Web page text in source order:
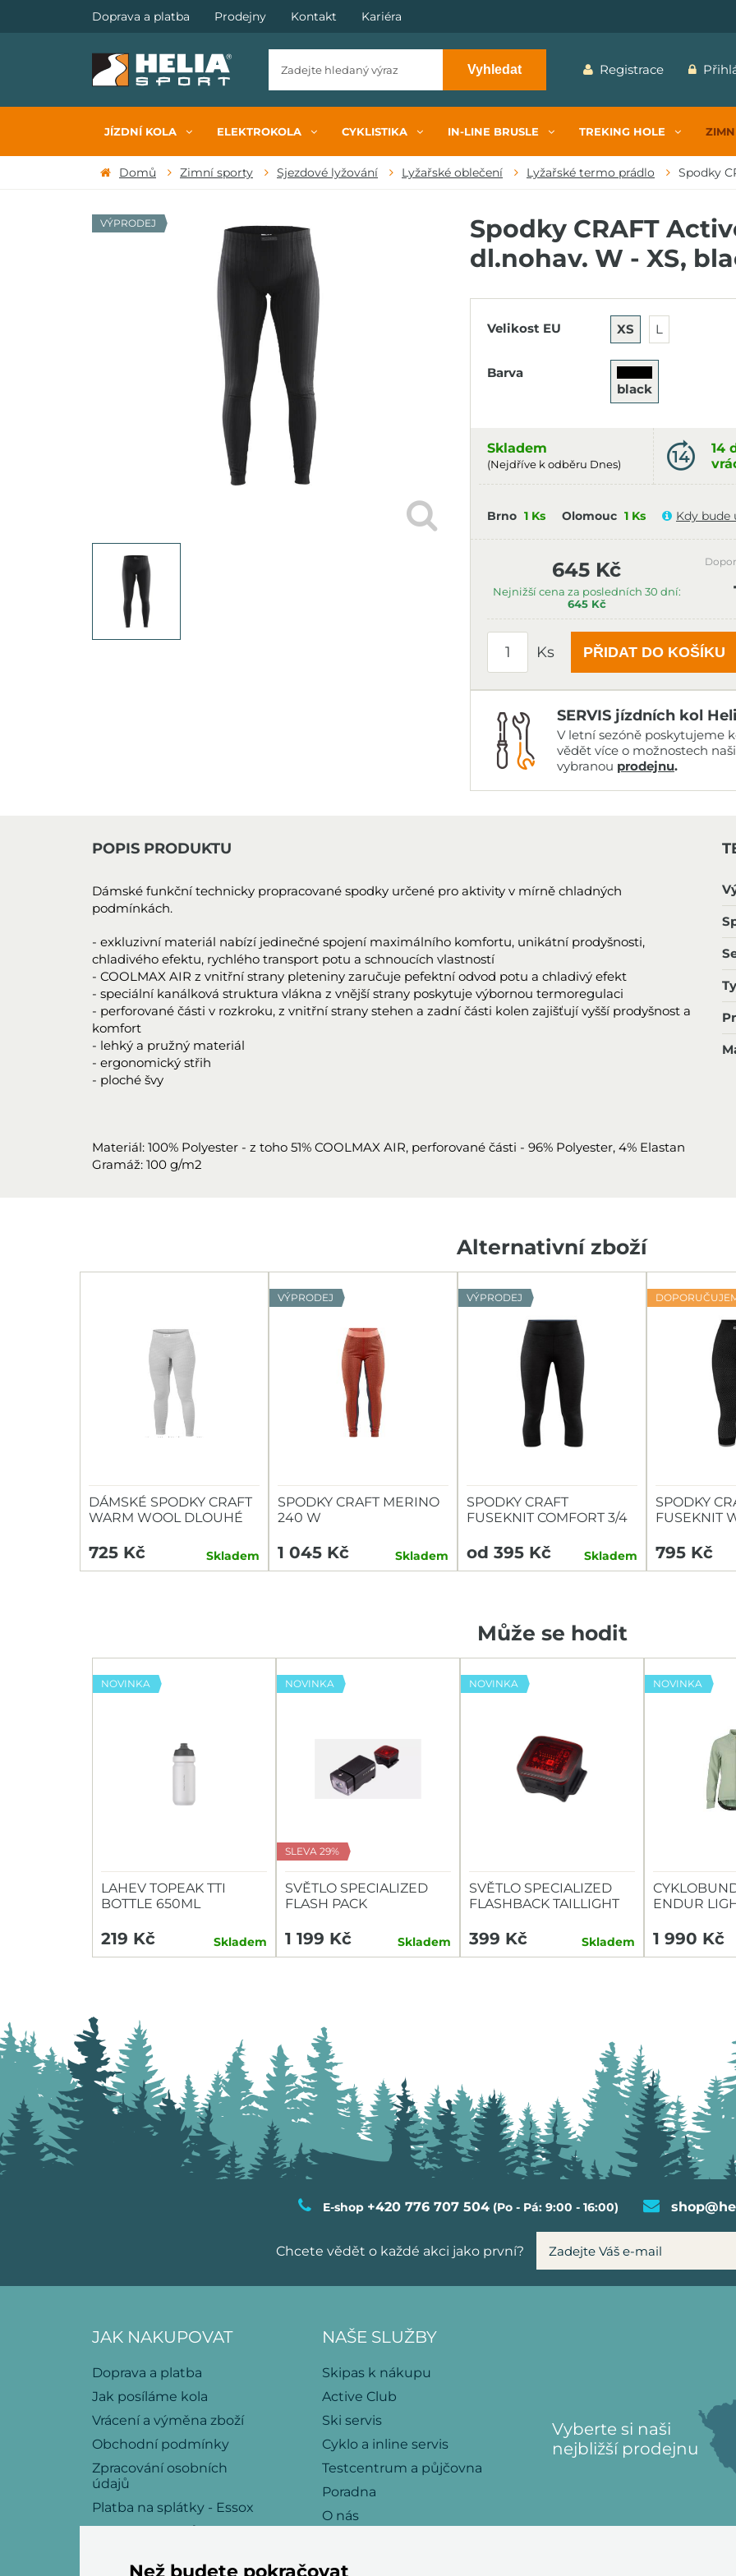
Doprava a platba Prodejny Kontakt Kariéra
Vyhledat Registrace
JÍZDNÍ KOLA ELEKTROKOLA CYKLISTIKA IN-LINE BRUSLE TREKING HOLE
Domů Zimní sporty Sjezdové lyžování Lyžařské oblečení Lyžařské termo prádlo Spodky
VÝPRODEJ
Spodky CRAFT
dl.nohav. W - XS,
Velikost EU XS L
Barva
black
Skladem
(Nejdříve k odběru Dnes)
14
Brno 1 Ks Olomouc 1 Ks Kdy bude
645 Kč
Nejnižší cena za posledních 30 dní:
645 Kč
Ks PŘIDAT DO KOŠÍKU
SERVIS jízdních kol
V letní sezóně poskytujeme
vědět více o možnostech
vybranou prodejnu.
POPIS PRODUKTU
Dámské funkční technicky propracované spodky určené pro aktivity v mírně chladných
podmínkách.
- exkluzivní materiál nabízí jedinečné spojení maximálního komfortu, unikátní prodyšnosti,
chladivého efektu, rychlého transport potu a schnoucích vlastností
- COOLMAX AIR z vnitřní strany pleteniny zaručuje pefektní odvod potu a chladivý efekt
- speciální kanálková struktura vlákna z vnější strany poskytuje výbornou termoregulaci
- perforované části v rozkroku, z vnitřní strany stehen a zadní části kolen zajišťují vyšší prodyšnost a
komfort
- lehký a pružný materiál
- ergonomický střih
- ploché švy
Materiál: 100% Polyester - z toho 51% COOLMAX AIR, perforované části - 96% Polyester, 4% Elastan
Gramáž: 100 g/m2
Alternativní zboží
DÁMSKÉ SPODKY CRAFT
WARM WOOL DLOUHÉ
725 Kč Skladem
VÝPRODEJ
SPODKY CRAFT MERINO
240 W
1 045 Kč Skladem
VÝPRODEJ
SPODKY CRAFT
FUSEKNIT COMFORT 3/4
od 395 Kč Skladem
SPODKY
FUSEKNIT
795 Kč
Může se hodit
NOVINKA
LAHEV TOPEAK TTI
BOTTLE 650ML
219 Kč Skladem
NOVINKA
SLEVA 29%
SVĚTLO SPECIALIZED
FLASH PACK
1 199 Kč Skladem
NOVINKA
SVĚTLO SPECIALIZED
FLASHBACK TAILLIGHT
399 Kč Skladem
NOVINKA
ENDUR
1 990 Kč
E-shop +420 776 707 504(Po - Pá: 9:00 - 16:00)
Chcete vědět o každé akci jako první?
JAK NAKUPOVAT
Doprava a platba
Jak posíláme kola
Vrácení a výměna zboží
Obchodní podmínky
Zpracování osobních
údajů
Platba na splátky - Essox
Politika souborů cookies
NAŠE SLUŽBY
Skipas k nákupu
Active Club
Ski servis
Cyklo a inline servis
Testcentrum a půjčovna
Poradna
O nás
Vyberte si naši
nejbližší prodejnu
Než budete pokračovat